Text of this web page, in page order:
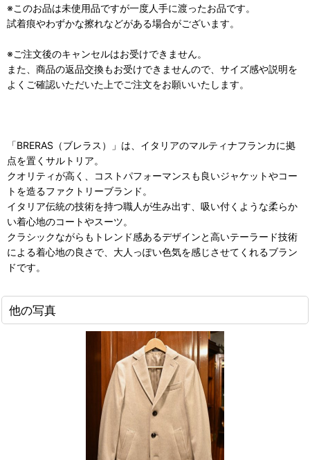
※このお品は未使用品ですが一度人手に渡ったお品です。
試着痕やわずかな擦れなどがある場合がございます。
※ご注文後のキャンセルはお受けできません。
また、商品の返品交換もお受けできませんので、サイズ感や説明を
よくご確認いただいた上でご注文をお願いいたします。
「BRERAS（ブレラス）」は、イタリアのマルティナフランカに拠
点を置くサルトリア。
クオリティが高く、コストパフォーマンスも良いジャケットやコー
トを造るファクトリーブランド。
イタリア伝統の技術を持つ職人が生み出す、吸い付くような柔らか
い着心地のコートやスーツ。
クラシックながらもトレンド感あるデザインと高いテーラード技術
による着心地の良さで、大人っぽい色気を感じさせてくれるブラン
ドです。
他の写真